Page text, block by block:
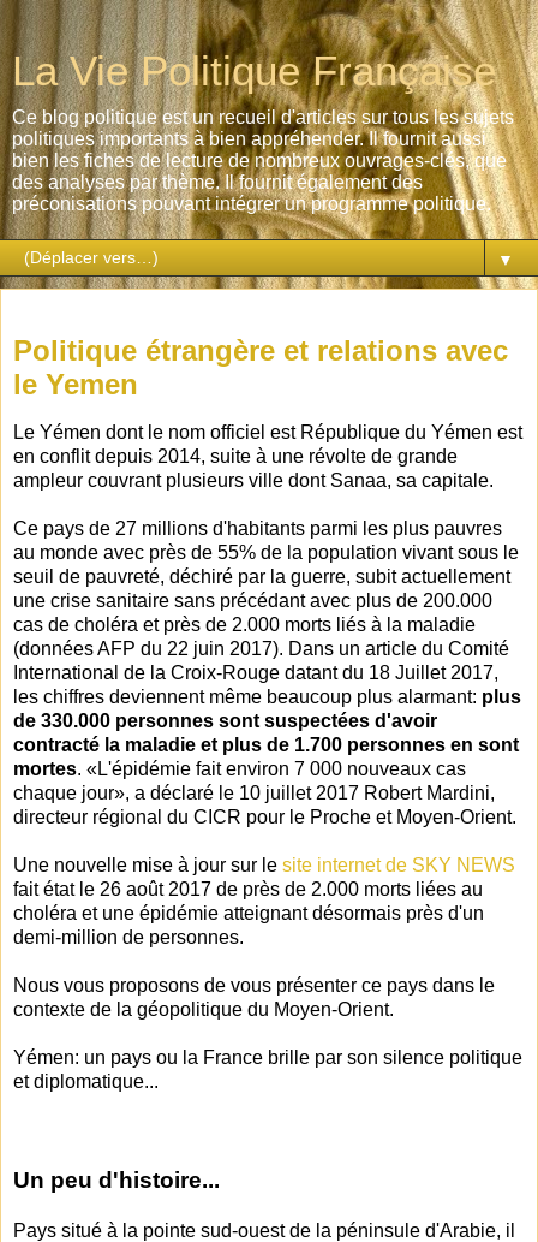
La Vie Politique Française
Ce blog politique est un recueil d'articles sur tous les sujets
politiques importants à bien appréhender. Il fournit aussi
bien les fiches de lecture de nombreux ouvrages-clés, que
des analyses par thème. Il fournit également des
préconisations pouvant intégrer un programme politique.
▼
Politique étrangère et relations avec
le Yemen
Le Yémen dont le nom officiel est République du Yémen est
en conflit depuis 2014, suite à une révolte de grande
ampleur couvrant plusieurs ville dont Sanaa, sa capitale.
Ce pays de 27 millions d'habitants parmi les plus pauvres
au monde avec près de 55% de la population vivant sous le
seuil de pauvreté, déchiré par la guerre, subit actuellement
une crise sanitaire sans précédant avec plus de 200.000
cas de choléra et près de 2.000 morts liés à la maladie
(données AFP du 22 juin 2017). Dans un article du Comité
International de la Croix-Rouge datant du 18 Juillet 2017,
les chiffres deviennent même beaucoup plus alarmant: plus
de 330.000 personnes sont suspectées d'avoir
contracté la maladie et plus de 1.700 personnes en sont
mortes. «L'épidémie fait environ 7 000 nouveaux cas
chaque jour», a déclaré le 10 juillet 2017 Robert Mardini,
directeur régional du CICR pour le Proche et Moyen-Orient.
Une nouvelle mise à jour sur le site internet de SKY NEWS
fait état le 26 août 2017 de près de 2.000 morts liées au
choléra et une épidémie atteignant désormais près d'un
demi-million de personnes.
Nous vous proposons de vous présenter ce pays dans le
contexte de la géopolitique du Moyen-Orient.
Yémen: un pays ou la France brille par son silence politique
et diplomatique...
Un peu d'histoire...
Pays situé à la pointe sud-ouest de la péninsule d'Arabie, il